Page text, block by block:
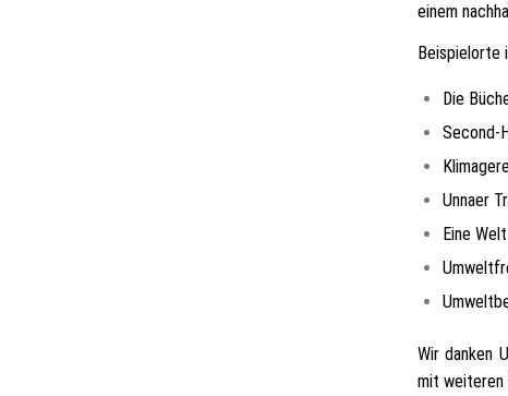
einem
Beispielorte
Die
Second-
Unnaer
Eine
Wir danken
mit weiteren